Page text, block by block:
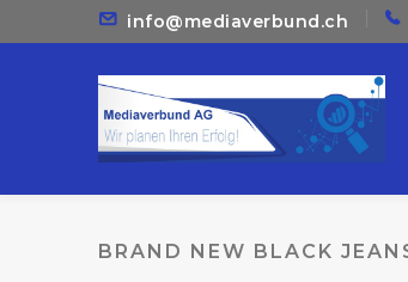
info@mediaverbund.ch
BRAND NEW BLACK